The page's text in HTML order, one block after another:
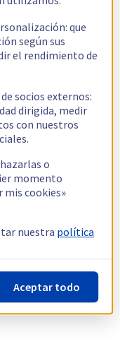
que
según sus
el rendimiento de
socios externos:
dirigida, medir
con nuestros
o
momento
mis cookies»
nuestra política
Aceptar todo